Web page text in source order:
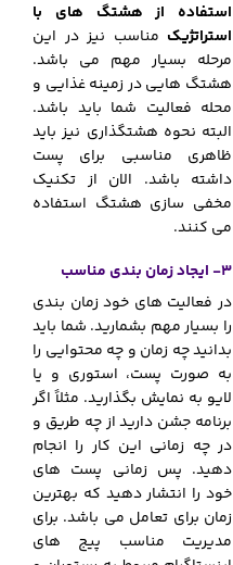
استفاده از هشتگ های با
استراتژیک مناسب نیز در این
مرحله بسیار مهم می باشد.
هشتگ هایی در زمینه غذایی و
محله فعالیت شما باید باشد.
البته نحوه هشتگذاری نیز باید
ظاهری مناسبی برای پست
داشته باشد. الان از تکنیک
مخفی سازی هشتگ استفاده
می کنند.
3- ایجاد زمان بندی مناسب
در فعالیت های خود زمان بندی
را بسیار مهم بشمارید. شما باید
بدانید چه زمان و چه محتوایی را
به صورت پست، استوری و یا
لایو به نمایش بگذارید. مثلاً اگر
برنامه جشن دارید از چه طریق و
در چه زمانی این کار را انجام
دهید. پس زمانی پست های
خود را انتشار دهید که بهترین
زمان برای تعامل می باشد. برای
مدیریت مناسب پیج های